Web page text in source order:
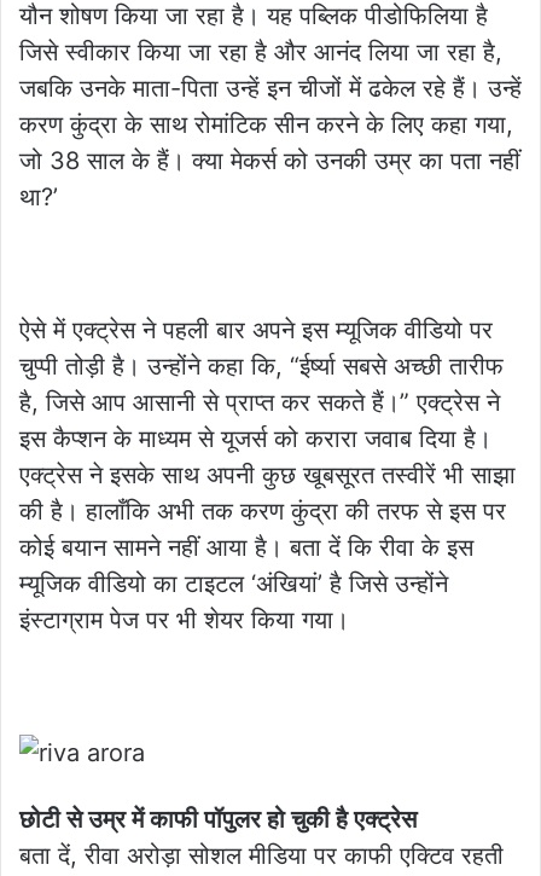
यौन शोषण किया जा रहा है। यह पब्लिक पीडोफिलिया है
जिसे स्वीकार किया जा रहा है और आनंद लिया जा रहा है,
जबकि उनके माता-पिता उन्हें इन चीजों में ढकेल रहे हैं। उन्हें
करण कुंद्रा के साथ रोमांटिक सीन करने के लिए कहा गया,
जो 38 साल के हैं। क्या मेकर्स को उनकी उम्र का पता नहीं
था?’
ऐसे में एक्ट्रेस ने पहली बार अपने इस म्यूजिक वीडियो पर
चुप्पी तोड़ी है। उन्होंने कहा कि, “ईर्ष्या सबसे अच्छी तारीफ
है, जिसे आप आसानी से प्राप्त कर सकते हैं।” एक्ट्रेस ने
इस कैप्शन के माध्यम से यूजर्स को करारा जवाब दिया है।
एक्ट्रेस ने इसके साथ अपनी कुछ खूबसूरत तस्वीरें भी साझा
की है। हालाँकि अभी तक करण कुंद्रा की तरफ से इस पर
कोई बयान सामने नहीं आया है। बता दें कि रीवा के इस
म्यूजिक वीडियो का टाइटल ‘अंखियां’ है जिसे उन्होंने
इंस्टाग्राम पेज पर भी शेयर किया गया।
छोटी से उम्र में काफी पॉपुलर हो चुकी है एक्ट्रेस
बता दें, रीवा अरोड़ा सोशल मीडिया पर काफी एक्टिव रहती